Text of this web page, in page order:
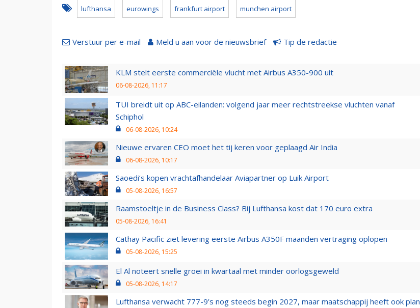
lufthansa eurowings frankfurt airport munchen airport
Verstuur per e-mail Meld u aan voor de nieuwsbrief Tip de redactie
KLM stelt eerste commerciële vlucht met Airbus A350-900 uit
06-08-2026, 11:17
TUI breidt uit op ABC-eilanden: volgend jaar meer rechtstreekse vluchten vanaf
Schiphol
06-08-2026, 10:24
Nieuwe ervaren CEO moet het tij keren voor geplaagd Air India
06-08-2026, 10:17
Saoedi’s kopen vrachtafhandelaar Aviapartner op Luik Airport
05-08-2026, 16:57
Raamstoeltje in de Business Class? Bij Lufthansa kost dat 170 euro extra
05-08-2026, 16:41
Cathay Pacific ziet levering eerste Airbus A350F maanden vertraging oplopen
05-08-2026, 15:25
El Al noteert snelle groei in kwartaal met minder oorlogsgeweld
05-08-2026, 14:17
Lufthansa verwacht 777-9’s nog steeds begin 2027, maar maatschappij heeft ook plan